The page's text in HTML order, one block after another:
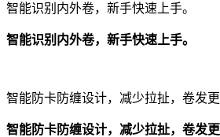
智能识别内外卷，新手快速上手。
智能识别内外卷，新手快速上手。
智能防卡防缠设计，减少拉扯，卷发更
智能防卡防缠设计，减少拉扯，卷发更